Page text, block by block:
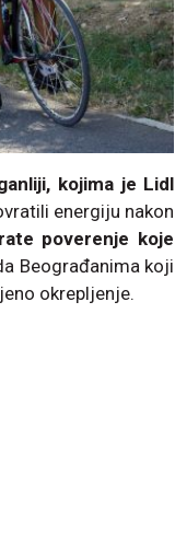
kojima je Lidl
energiju nakon
poverenje koje
Beograđanima koji
okrepljenje.